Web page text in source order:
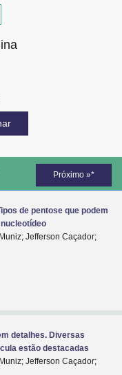
Próximo »*
de pentose que podem
Jefferson Caçador;
detalhes. Diversas
estão destacadas
Jefferson Caçador;